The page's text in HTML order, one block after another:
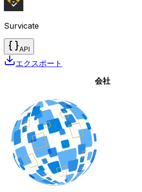
Survicate
API
エクスポート
会社